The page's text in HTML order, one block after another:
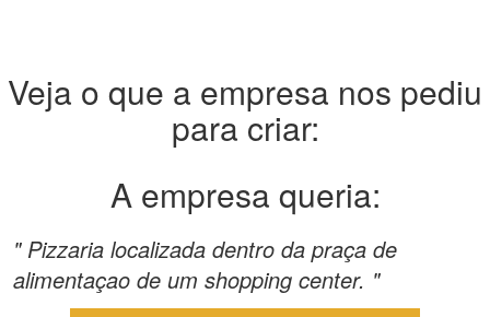
Veja o que a empresa nos pediu
para criar:
A empresa queria:
" Pizzaria localizada dentro da praça de
alimentaçao de um shopping center. "